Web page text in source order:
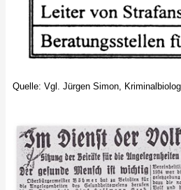
Quelle: Vgl. Jürgen Simon,